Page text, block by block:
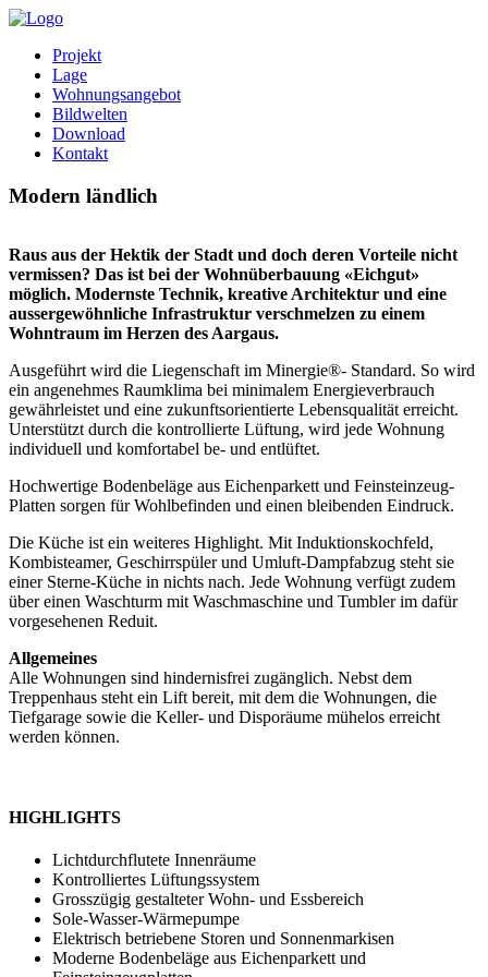
Projekt
Lage
Wohnungsangebot
Bildwelten
Download
Kontakt
Modern ländlich
Raus aus der Hektik der Stadt und doch deren Vorteile nicht
vermissen? Das ist bei der Wohnüberbauung «Eichgut»
möglich. Modernste Technik, kreative Architektur und eine
aussergewöhnliche Infrastruktur verschmelzen zu einem
Wohntraum im Herzen des Aargaus.
Ausgeführt wird die Liegenschaft im Minergie®- Standard. So wird
ein angenehmes Raumklima bei minimalem Energieverbrauch
gewährleistet und eine zukunftsorientierte Lebensqualität erreicht.
Unterstützt durch die kontrollierte Lüftung, wird jede Wohnung
individuell und komfortabel be- und entlüftet.
Hochwertige Bodenbeläge aus Eichenparkett und Feinsteinzeug-
Platten sorgen für Wohlbefinden und einen bleibenden Eindruck.
Die Küche ist ein weiteres Highlight. Mit Induktionskochfeld,
Kombisteamer, Geschirrspüler und Umluft-Dampfabzug steht sie
einer Sterne-Küche in nichts nach. Jede Wohnung verfügt zudem
über einen Waschturm mit Waschmaschine und Tumbler im dafür
vorgesehenen Reduit.
Allgemeines
Alle Wohnungen sind hindernisfrei zugänglich. Nebst dem
Treppenhaus steht ein Lift bereit, mit dem die Wohnungen, die
Tiefgarage sowie die Keller- und Disporäume mühelos erreicht
werden können.
HIGHLIGHTS
Lichtdurchflutete Innenräume
Kontrolliertes Lüftungssystem
Grosszügig gestalteter Wohn- und Essbereich
Sole-Wasser-Wärmepumpe
Elektrisch betriebene Storen und Sonnenmarkisen
Moderne Bodenbeläge aus Eichenparkett und